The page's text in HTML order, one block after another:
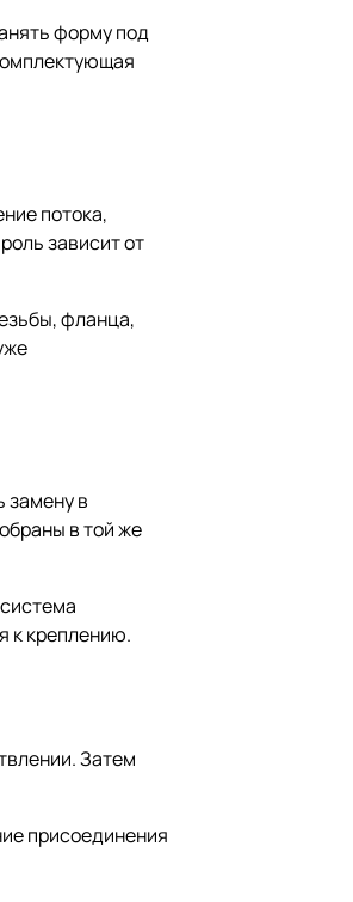
форму под
потока,
зависит от
фланца,
замену в
в той же
к креплению.
Затем
присоединения